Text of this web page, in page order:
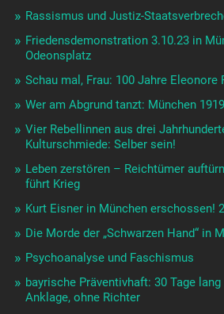
Rassismus und Justiz-
Friedensdemonstration 3.10.23 in
Odeonsplatz
Schau mal, Frau: 100 Jahre Eleonore
Wer am Abgrund tanzt: München
Vier Rebellinnen aus drei
Kulturschmiede: Selber sein!
Leben zerstören – Reichtümer
führt Krieg
Kurt Eisner in München erschossen!
Die Morde der „Schwarzen Hand“ in
Psychoanalyse und Faschismus
bayrische Präventivhaft: 30 Tage
Anklage, ohne Richter